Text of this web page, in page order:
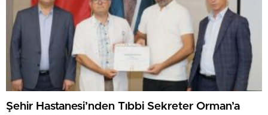
Şehir Hastanesi’nden Tıbbi Sekreter Orman’a